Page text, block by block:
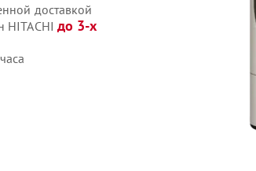
доставкой
HITACHI до 3-х